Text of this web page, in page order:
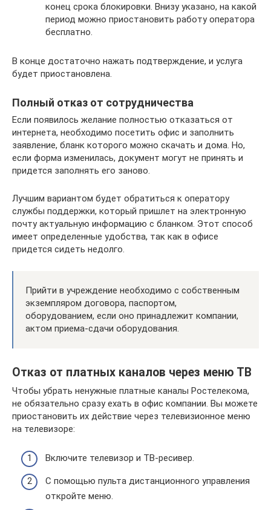
конец срока блокировки. Внизу указано, на какой
период можно приостановить работу оператора
бесплатно.
В конце достаточно нажать подтверждение, и услуга
будет приостановлена.
Полный отказ от сотрудничества
Если появилось желание полностью отказаться от
интернета, необходимо посетить офис и заполнить
заявление, бланк которого можно скачать и дома. Но,
если форма изменилась, документ могут не принять и
придется заполнять его заново.
Лучшим вариантом будет обратиться к оператору
службы поддержки, который пришлет на электронную
почту актуальную информацию с бланком. Этот способ
имеет определенные удобства, так как в офисе
придется сидеть недолго.
Прийти в учреждение необходимо с собственным
экземпляром договора, паспортом,
оборудованием, если оно принадлежит компании,
актом приема-сдачи оборудования.
Отказ от платных каналов через меню ТВ
Чтобы убрать ненужные платные каналы Ростелекома,
не обязательно сразу ехать в офис компании. Вы можете
приостановить их действие через телевизионное меню
на телевизоре:
Включите телевизор и ТВ-ресивер.
С помощью пульта дистанционного управления
откройте меню.